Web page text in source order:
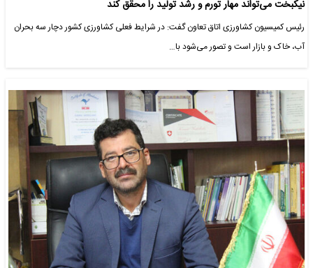
نیکبخت می‌تواند مهار تورم و رشد تولید را محقق کند
رئیس کمیسیون کشاورزی اتاق تعاون گفت: در شرایط فعلی کشاورزی کشور دچار سه بحران
آب، خاک و بازار است و تصور می‌شود با…